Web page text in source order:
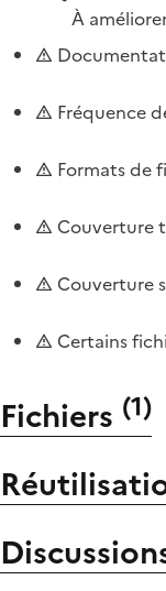
À
Fréquence
Formats de
Couverture
Couverture
Certains
Fichiers (1)